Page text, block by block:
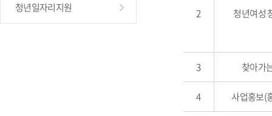
청년일자리지원 2 청년여성
3 찾아가
4 사업홍보(